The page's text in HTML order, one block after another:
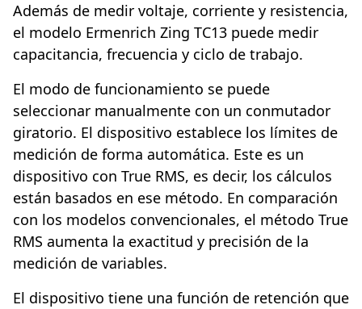
Además de medir voltaje, corriente y resistencia,
el modelo Ermenrich Zing TC13 puede medir
capacitancia, frecuencia y ciclo de trabajo.
El modo de funcionamiento se puede
seleccionar manualmente con un conmutador
giratorio. El dispositivo establece los límites de
medición de forma automática. Este es un
dispositivo con True RMS, es decir, los cálculos
están basados en ese método. En comparación
con los modelos convencionales, el método True
RMS aumenta la exactitud y precisión de la
medición de variables.
El dispositivo tiene una función de retención que